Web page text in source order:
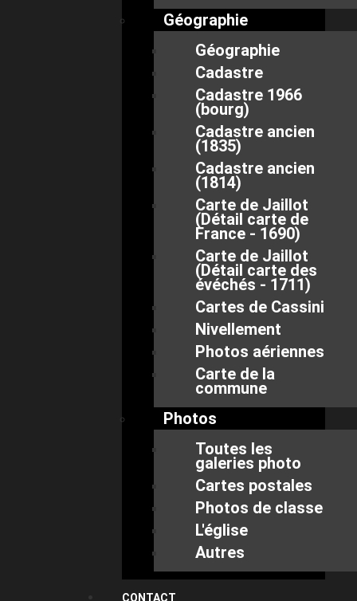
Géographie
Géographie
Cadastre
Cadastre 1966
(bourg)
Cadastre ancien
(1835)
Cadastre ancien
(1814)
Carte de Jaillot
(Détail carte de
France - 1690)
Carte de Jaillot
(Détail carte des
évéchés - 1711)
Cartes de Cassini
Nivellement
Photos aériennes
Carte de la
commune
Photos
Toutes les
galeries photo
Cartes postales
Photos de classe
L'église
Autres
CONTACT